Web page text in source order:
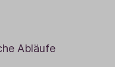
Abläufe